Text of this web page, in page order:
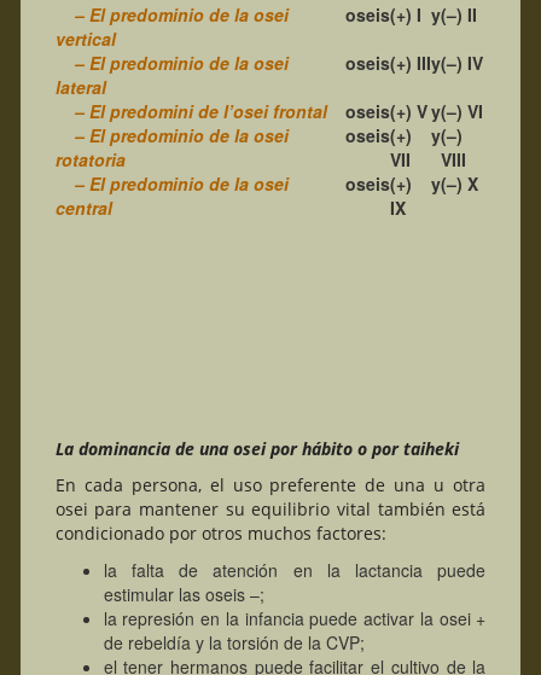
– El predominio de la osei
vertical
oseis(+) I y(–) II
– El predominio de la osei
lateral
oseis(+) IIIy(–) IV
– El predomini de l’osei frontal
oseis(+) Vy(–) VI
– El predominio de la osei
rotatoria
oseis(+)
VII
y(–)
VIII
– El predominio de la osei
central
oseis(+)
IX
y(–) X
La dominancia de una osei por hábito o por taiheki
En cada persona, el uso preferente de una u otra
osei para mantener su equilibrio vital también está
condicionado por otros muchos factores:
la falta de atención en la lactancia puede
estimular las oseis –;
la represión en la infancia puede activar la osei +
de rebeldía y la torsión de la CVP;
el tener hermanos puede facilitar el cultivo de la